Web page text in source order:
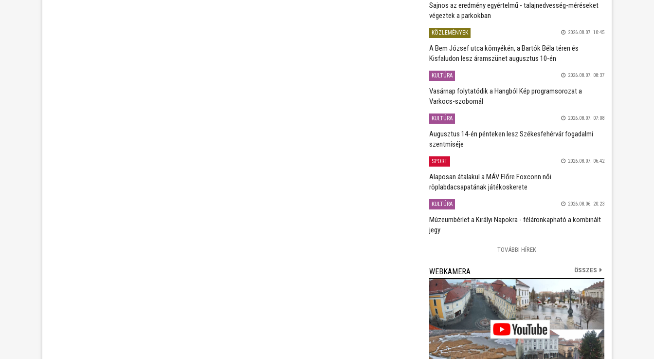
Sajnos az eredmény egyértelmű - talajnedvesség-méréseket
végeztek a parkokban
KÖZLEMÉNYEK 2026.08.07. 10:45
A Bem József utca környékén, a Bartók Béla téren és
Kisfaludon lesz áramszünet augusztus 10-én
KULTÚRA 2026.08.07. 08:37
Vasárnap folytatódik a Hangból Kép programsorozat a
Varkocs-szobornál
KULTÚRA 2026.08.07. 07:08
Augusztus 14-én pénteken lesz Székesfehérvár fogadalmi
szentmiséje
SPORT 2026.08.07. 06:42
Alaposan átalakul a MÁV Előre Foxconn női
röplabdacsapatának játékoskerete
KULTÚRA 2026.08.06. 20:23
Múzeumbérlet a Királyi Napokra - féláronkapható a kombinált
jegy
TOVÁBBI HÍREK
WEBKAMERA ÖSSZES